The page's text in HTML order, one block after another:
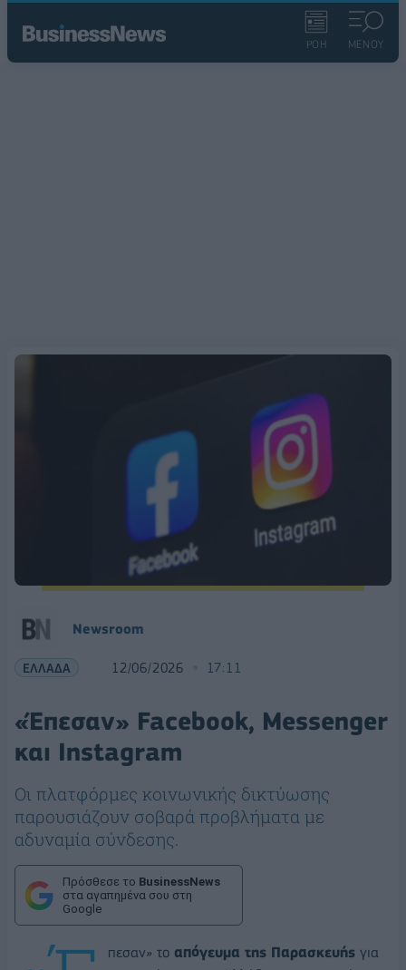
ΡΟΗ ΜΕΝΟΥ
Νewsroom
ΕΛΛΑΔΑ 12/06/2026 17:11
«Έπεσαν» Facebook, Messenger
και Instagram
Οι πλατφόρμες κοινωνικής δικτύωσης
παρουσιάζουν σοβαρά προβλήματα με
αδυναμία σύνδεσης.
Πρόσθεσε το BusinessNews
στα αγαπημένα σου στη
Google
πεσαν» το απόγευμα της Παρασκευής για